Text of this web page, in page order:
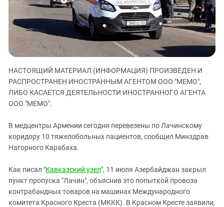
ЗАСТАВЛЯЕТ
КАВКАЗ ЗА ПАЛЕСТИНУ
ИНАКОМЫСЛИЕ В ЧЕЧНЕ
ПРЕСЛЕДОВАНИЕ АКТИВИСТОВ
МОБИЛИЗАЦИЯ И ПРОТЕСТЫ
Дагестан
Ингушетия
Кабардино-Балкария
Калмыкия
Карачаево-Черкесия
Краснодарский край
Нагорный Карабах
Ростовская область
Северная Осетия - Алания
Ставропольский край
Чечня
НАСТОЯЩИЙ МАТЕРИАЛ (ИНФОРМАЦИЯ) ПРОИЗВЕДЕН И
РАСПРОСТРАНЕН ИНОСТРАННЫМ АГЕНТОМ ООО "МЕМО",
ЛИБО КАСАЕТСЯ ДЕЯТЕЛЬНОСТИ ИНОСТРАННОГО АГЕНТА
ООО "МЕМО".
В медцентры Армении сегодня перевезены по Лачинскому
коридору 10 тяжелобольных пациентов, сообщил Минздрав
Нагорного Карабаха.
Как писал "Кавказский узел", 11 июля Азербайджан закрыл
пункт пропуска "Лачин", объяснив это попыткой провоза
контрабандных товаров на машинах Международного
комитета Красного Креста (МККК). В Красном Кресте заявили,